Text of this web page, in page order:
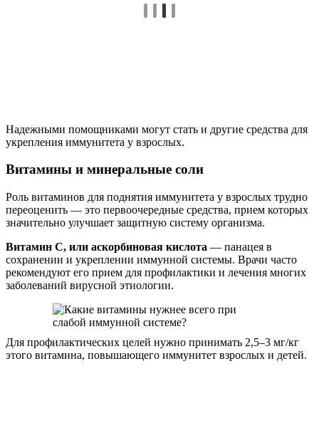
Надежными помощниками могут стать и другие средства для
укрепления иммунитета у взрослых.
Витамины и минеральные соли
Роль витаминов для поднятия иммунитета у взрослых трудно
переоценить — это первоочередные средства, прием которых
значительно улучшает защитную систему организма.
Витамин С, или аскорбиновая кислота — панацея в
сохранении и укреплении иммунной системы. Врачи часто
рекомендуют его прием для профилактики и лечения многих
заболеваний вирусной этиологии.
Для профилактических целей нужно принимать 2,5–3 мг/кг
этого витамина, повышающего иммунитет взрослых и детей.